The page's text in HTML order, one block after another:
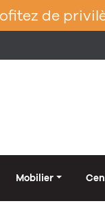
de
Mobilier